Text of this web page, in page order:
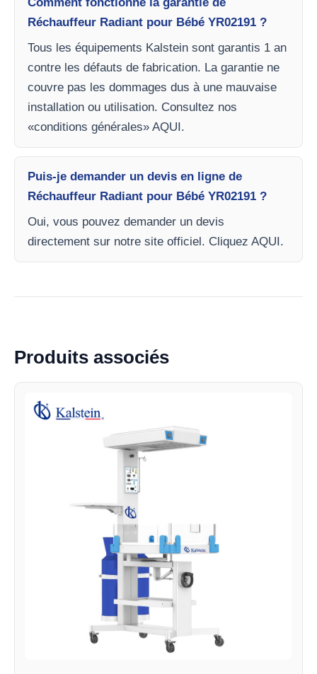
Réchauffeur Radiant pour Bébé YR02191 ?
Tous les équipements Kalstein sont garantis 1 an
contre les défauts de fabrication. La garantie ne
couvre pas les dommages dus à une mauvaise
installation ou utilisation. Consultez nos
«conditions générales» AQUI.
Puis-je demander un devis en ligne de
Réchauffeur Radiant pour Bébé YR02191 ?
Oui, vous pouvez demander un devis
directement sur notre site officiel. Cliquez AQUI.
Produits associés